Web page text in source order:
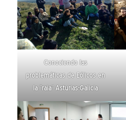
Conociendo las
problemáticas de Eólicos en
la “raia” Asturias-Galicia